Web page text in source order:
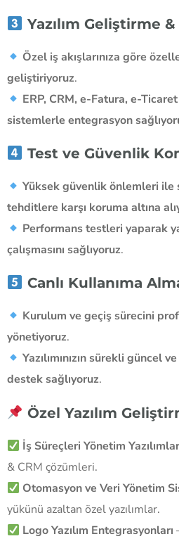
Yazılım Geliştirme
Özel iş akışlarınıza göre
geliştiriyoruz.
ERP, CRM, e-Fatura, e-
sistemlerle entegrasyon
Test ve Güvenlik
Yüksek güvenlik önlemleri ile
tehditlere karşı koruma altına
Performans testleri yaparak
çalışmasını sağlıyoruz.
Canlı Kullanıma
Kurulum ve geçiş sürecini
yönetiyoruz.
Yazılımınızın sürekli güncel
destek sağlıyoruz.
Özel Yazılım
İş Süreçleri Yönetim
& CRM çözümleri.
Otomasyon ve Veri Yönetim
yükünü azaltan özel yazılımlar.
Logo Yazılım Entegrasyonları